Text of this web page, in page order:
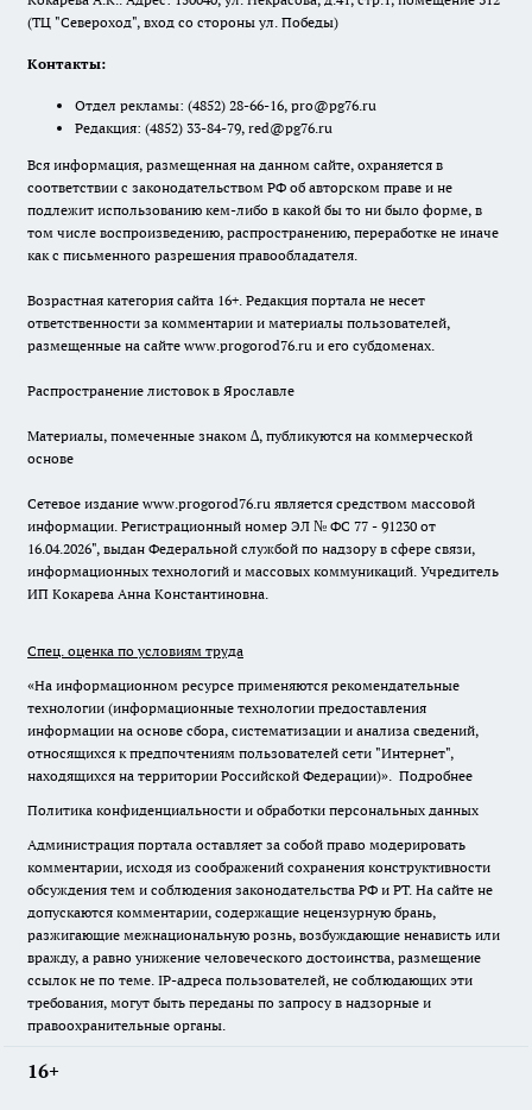
(ТЦ "Североход", вход со стороны ул. Победы)
Контакты:
Отдел рекламы: (4852) 28-66-16, pro@pg76.ru
Редакция: (4852) 33-84-79, red@pg76.ru
Вся информация, размещенная на данном сайте, охраняется в
соответствии с законодательством РФ об авторском праве и не
подлежит использованию кем-либо в какой бы то ни было форме, в
том числе воспроизведению, распространению, переработке не иначе
как с письменного разрешения правообладателя.
Возрастная категория сайта 16+. Редакция портала не несет
ответственности за комментарии и материалы пользователей,
размещенные на сайте www.progorod76.ru и его субдоменах.
Распространение листовок в Ярославле
Материалы, помеченные знаком ∆, публикуются на коммерческой
основе
Сетевое издание www.progorod76.ru является средством массовой
информации. Регистрационный номер ЭЛ № ФС 77 - 91230 от
16.04.2026", выдан Федеральной службой по надзору в сфере связи,
информационных технологий и массовых коммуникаций. Учредитель
ИП Кокарева Анна Константиновна.
Спец. оценка по условиям труда
«На информационном ресурсе применяются рекомендательные
технологии (информационные технологии предоставления
информации на основе сбора, систематизации и анализа сведений,
относящихся к предпочтениям пользователей сети "Интернет",
находящихся на территории Российской Федерации)». Подробнее
Политика конфиденциальности и обработки персональных данных
Администрация портала оставляет за собой право модерировать
комментарии, исходя из соображений сохранения конструктивности
обсуждения тем и соблюдения законодательства РФ и РТ. На сайте не
допускаются комментарии, содержащие нецензурную брань,
разжигающие межнациональную рознь, возбуждающие ненависть или
вражду, а равно унижение человеческого достоинства, размещение
ссылок не по теме. IP-адреса пользователей, не соблюдающих эти
требования, могут быть переданы по запросу в надзорные и
правоохранительные органы.
16+